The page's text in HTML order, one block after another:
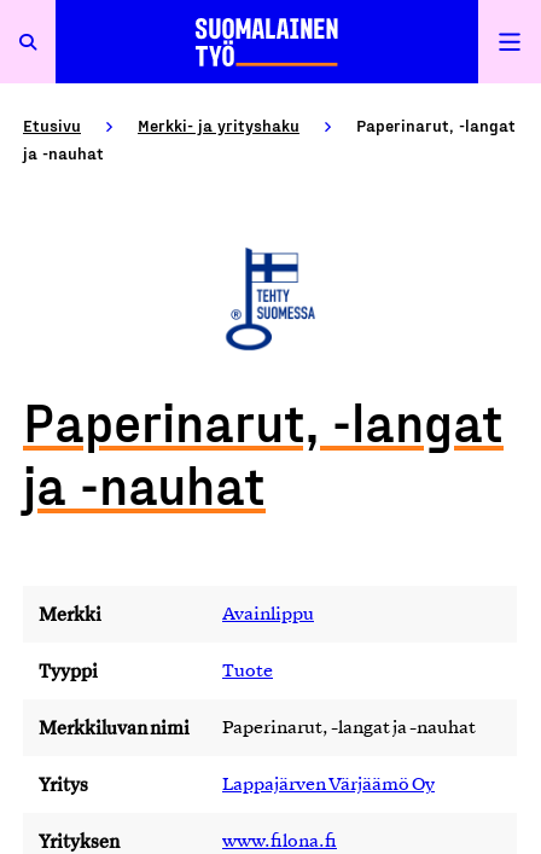
Etusivu Merkki- ja yrityshaku
Paperinarut, -langat
ja -nauhat
Paperinarut, -langat
ja -nauhat
Merkki Avainlippu
Tyyppi Tuote
Merkkiluvan nimi Paperinarut, -langat ja -nauhat
Yritys Lappajärven Värjäämö Oy
Yrityksen
www.filona.fi